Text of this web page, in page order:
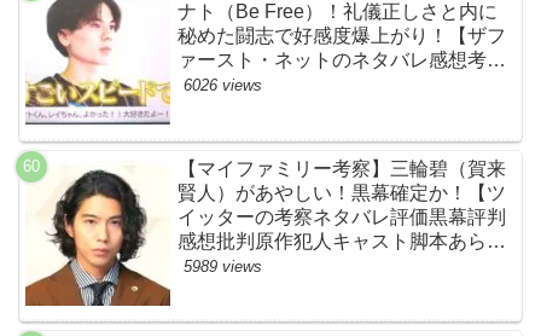
ナト（Be Free）！礼儀正しさと内に
秘めた闘志で好感度爆上がり！【ザフ
ァースト・ネットのネタバレ感想考察
まとめ・スッキリ・BE:FIRST・ビー
6026 views
【マイファミリー考察】三輪碧（賀来
賢人）があやしい！黒幕確定か！【ツ
イッターの考察ネタバレ評価黒幕評判
感想批判原作犯人キャスト脚本あらす
じ伏線まとめ】
5989 views